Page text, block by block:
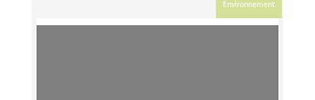
Environnement